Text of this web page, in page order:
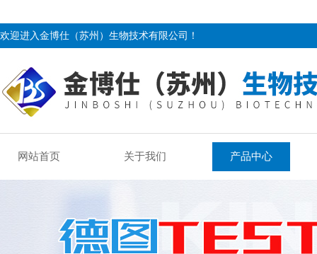
欢迎进入金博仕（苏州）生物技术有限公司！
网站首页 关于我们 产品中心